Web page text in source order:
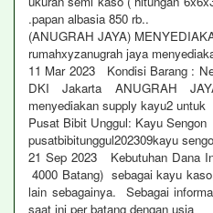
.papan albasia 850 rb..
(ANUGRAH JAYA)
rumahxyzanugrah jaya
11 Mar 2023 Kondisi Barang :
DKI Jakarta ANUGRAH
menyediakan supply kayu2 untuk
Pusat Bibit Unggul: Kayu
pusatbibitunggul202309kayu
21 Sep 2023 Kebutuhan Dana
4000 Batang) sebagai kayu
lain sebagainya. Sebagai
saat ini per batang dengan usia